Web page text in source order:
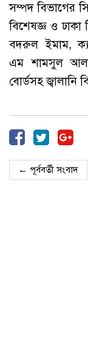
সম্পদ বিভাগের
বিশেষজ্ঞ ও ঢাকা
বদরুল ইমাম,
এম শামসুল
বোর্ডসহ জ্বালানি
← পূর্ববর্তী সংবাদ